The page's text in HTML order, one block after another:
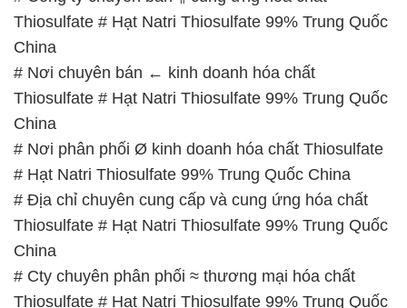
Thiosulfate # Hạt Natri Thiosulfate 99% Trung Quốc
China
# Nơi chuyên bán ← kinh doanh hóa chất
Thiosulfate # Hạt Natri Thiosulfate 99% Trung Quốc
China
# Nơi phân phối Ø kinh doanh hóa chất Thiosulfate
# Hạt Natri Thiosulfate 99% Trung Quốc China
# Địa chỉ chuyên cung cấp và cung ứng hóa chất
Thiosulfate # Hạt Natri Thiosulfate 99% Trung Quốc
China
# Cty chuyên phân phối ≈ thương mại hóa chất
Thiosulfate # Hạt Natri Thiosulfate 99% Trung Quốc